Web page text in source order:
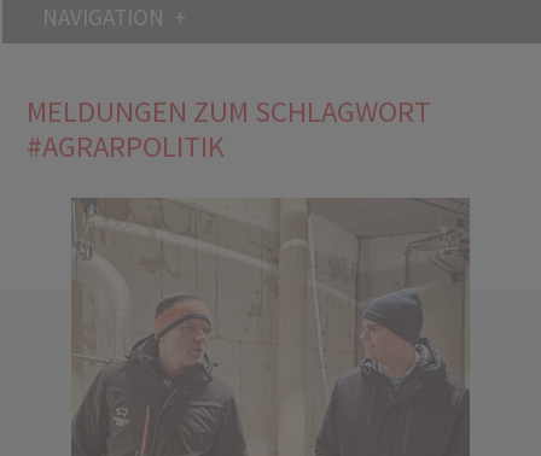
NAVIGATION
MELDUNGEN ZUM SCHLAGWORT
#AGRARPOLITIK